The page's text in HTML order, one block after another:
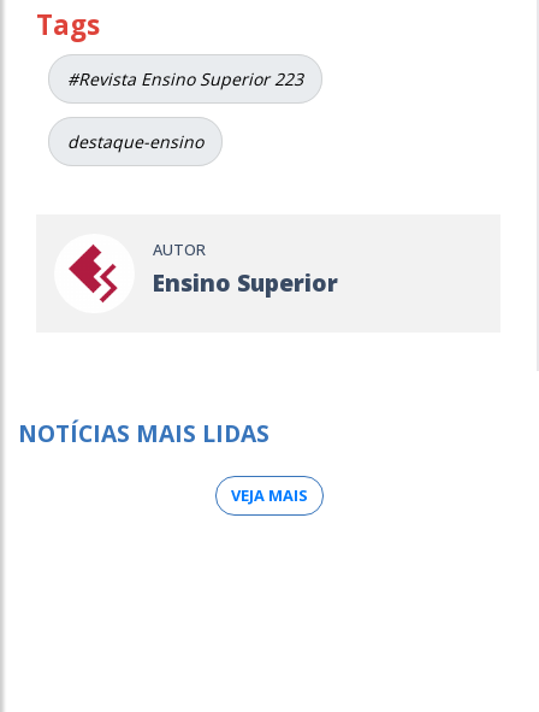
Tags
#Revista Ensino Superior 223
destaque-ensino
AUTOR
Ensino Superior
NOTÍCIAS MAIS LIDAS
VEJA MAIS